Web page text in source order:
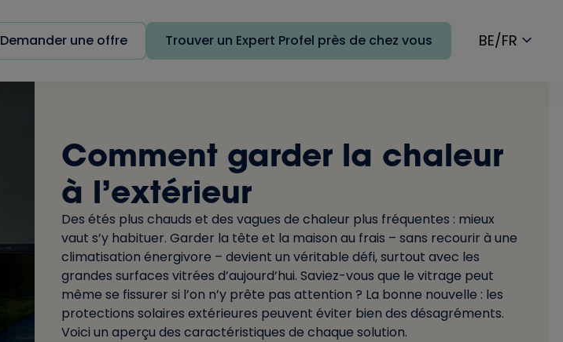
Demander une offre Trouver un Expert Profel près de chez vous BE/FR
Comment garder la chaleur
à l’extérieur
Des étés plus chauds et des vagues de chaleur plus fréquentes : mieux
vaut s’y habituer. Garder la tête et la maison au frais – sans recourir à une
climatisation énergivore – devient un véritable défi, surtout avec les
grandes surfaces vitrées d’aujourd’hui. Saviez-vous que le vitrage peut
même se fissurer si l’on n’y prête pas attention ? La bonne nouvelle : les
protections solaires extérieures peuvent éviter bien des désagréments.
Voici un aperçu des caractéristiques de chaque solution.